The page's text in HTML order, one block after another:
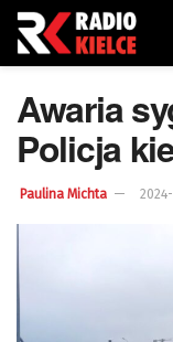
Awaria
Policja
Paulina Michta